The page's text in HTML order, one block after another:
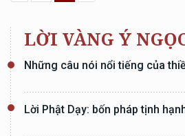
LỜI VÀNG Ý
Những câu nói nổi tiếng của
Lời Phật Dạy: bốn pháp tịnh